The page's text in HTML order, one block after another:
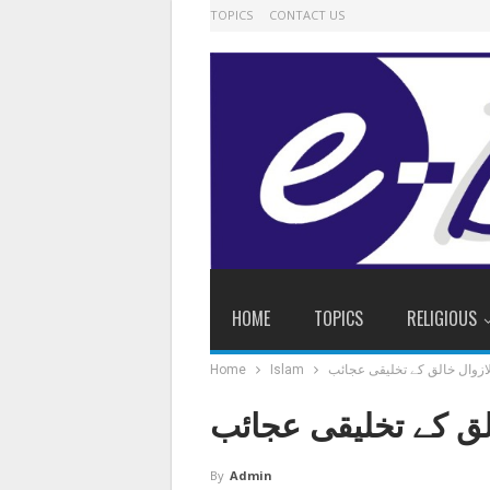
TOPICS CONTACT US
HOME TOPICS RELIGIOUS
Home Islam لازوال خالق کے تخلیقی عجائب
کے تخلیقی عجائب
By Admin